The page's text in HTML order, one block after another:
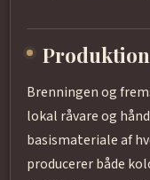
Brenningen og
lokal råvare og
basismateriale af
producerer både